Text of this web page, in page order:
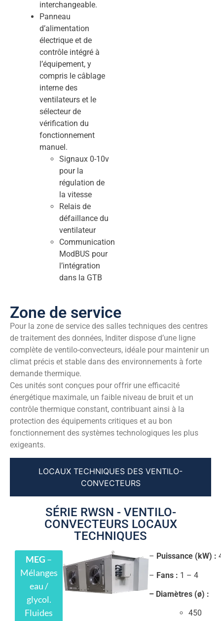
interchangeable.
Panneau
d’alimentation
électrique et de
contrôle intégré à
l’équipement, y
compris le câblage
interne des
ventilateurs et le
sélecteur de
vérification du
fonctionnement
manuel.
Signaux 0-10v
pour la
régulation de
la vitesse
Relais de
défaillance du
ventilateur
Communication
ModBUS pour
l’intégration
dans la GTB
Zone de service
Pour la zone de service des salles techniques des centres
de traitement des données, Inditer dispose d’une ligne
complète de ventilo-convecteurs, idéale pour maintenir un
climat précis et stable dans des environnements à forte
demande thermique.
Ces unités sont conçues pour offrir une efficacité
énergétique maximale, un faible niveau de bruit et un
contrôle thermique constant, contribuant ainsi à la
protection des équipements critiques et au bon
fonctionnement des systèmes technologiques les plus
exigeants.
LOCAUX TECHNIQUES DES VENTILO-
CONVECTEURS
SÉRIE RWSN - VENTILO-
CONVECTEURS LOCAUX
TECHNIQUES
MEG –
Mélanges
eau /
glycol.
Fluides
– Puissance (kW) :
– Fans : 1 – 4
– Diamètres (ø) :
450